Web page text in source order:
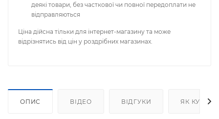
деякі товари, без часткової чи повної передоплати не
відправляються
Ціна дійсна тільки для інтернет-магазину та може
відрізнятись від цін у роздрібних магазинах.
ОПИС ВІДЕО ВІДГУКИ ЯК